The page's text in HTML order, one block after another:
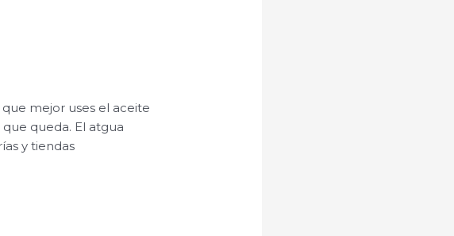
mejor uses el aceite
queda. El atgua
y tiendas